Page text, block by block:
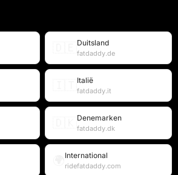
Duitsland
fatdaddy.de
Italië
fatdaddy.it
Denemarken
fatdaddy.dk
International
ridefatdaddy.com